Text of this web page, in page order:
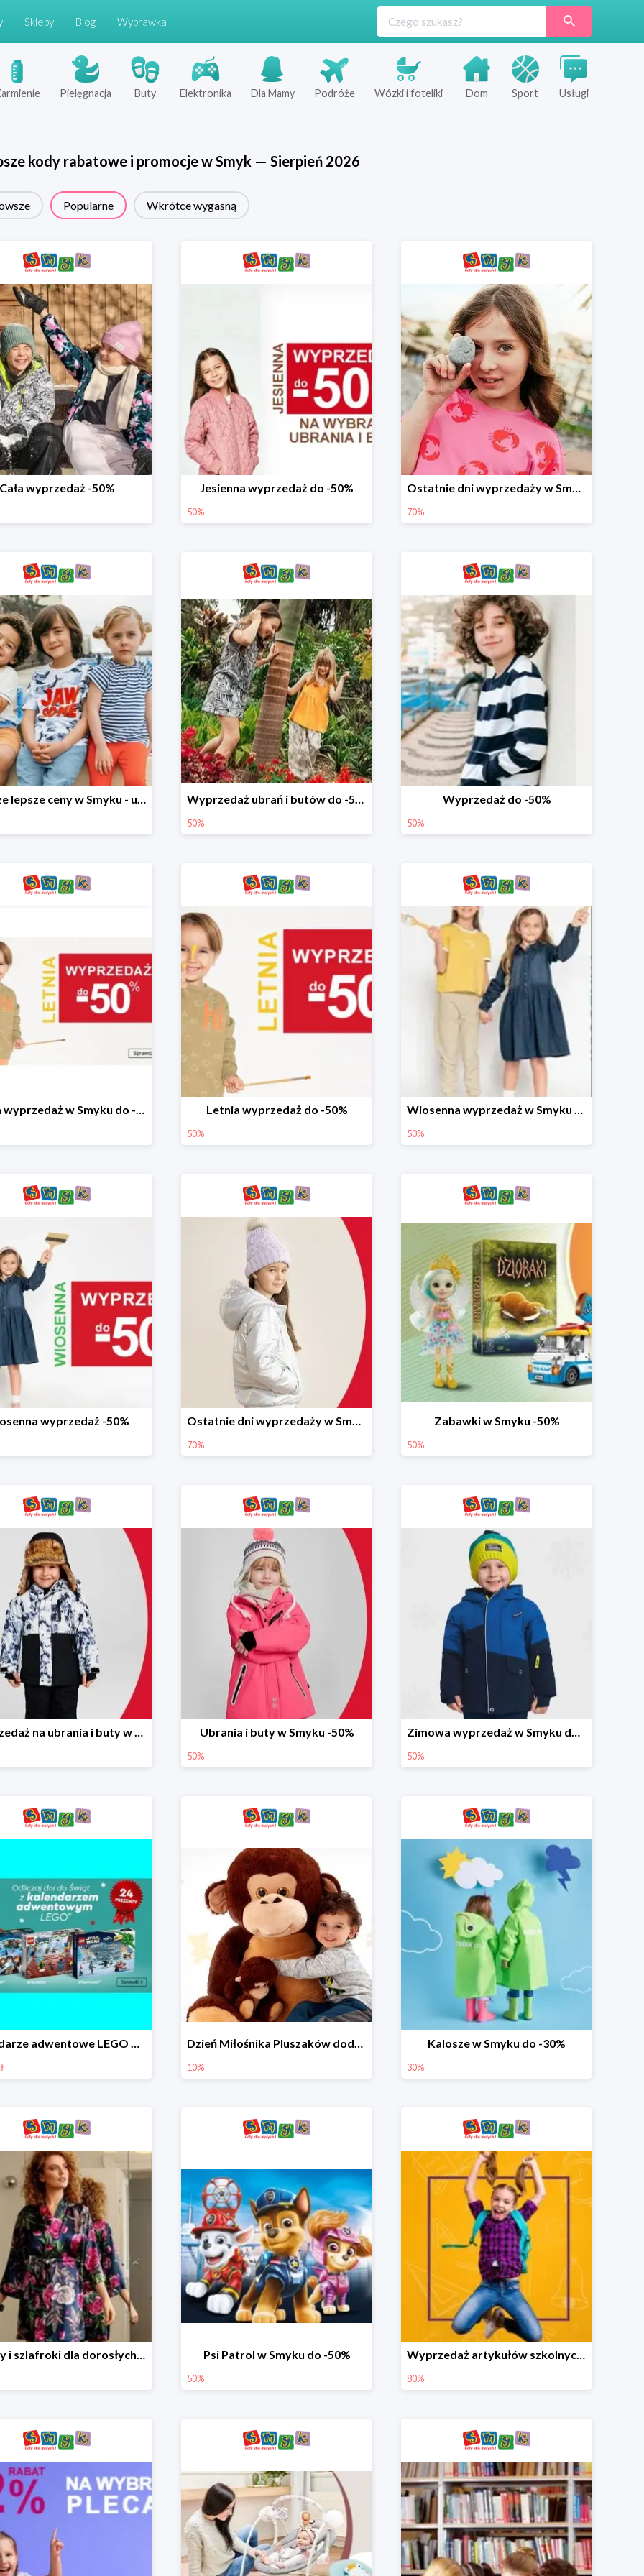
Sklepy Blog Wyprawka
Pielęgnacja Buty Elektronika Dla Mamy Podróże Wózki i foteliki Dom Sport Usługi
kody rabatowe i promocje wSmyk — Sierpień 2026
Popularne Wkrótce wygasną
wyprzedaż -50% Jesienna wyprzedaż do -50%
50%
Ostatnie dni wyprzedaży w Smyku - ubrania i buty do -70%
70%
Jeszcze lepsze ceny w Smyku - ubrania i buty do -70% Wyprzedaż ubrań i butów do -50%
50%
Wyprzedaż do -50%
50%
Letnia wyprzedaż w Smyku do -50% Letnia wyprzedaż do -50%
50%
Wiosenna wyprzedaż w Smyku do -50%
50%
wyprzedaż -50% Ostatnie dni wyprzedaży w Smyku do -70%
70%
Zabawki w Smyku -50%
50%
Wyprzedaż na ubrania i buty w Smyku do -70% Ubrania i buty w Smyku -50%
50%
Zimowa wyprzedaż w Smyku do -50%
50%
Kalendarze adwentowe LEGO w Smyku w super cenie Dzień Miłośnika Pluszaków dodatkowy rabat -10%
10%
Kalosze w Smyku do -30%
30%
Piżamy i szlafroki dla dorosłych w Smyku do -30% Psi Patrol w Smyku do -50%
50%
Wyprzedaż artykułów szkolnych w Smyku do -80%
80%